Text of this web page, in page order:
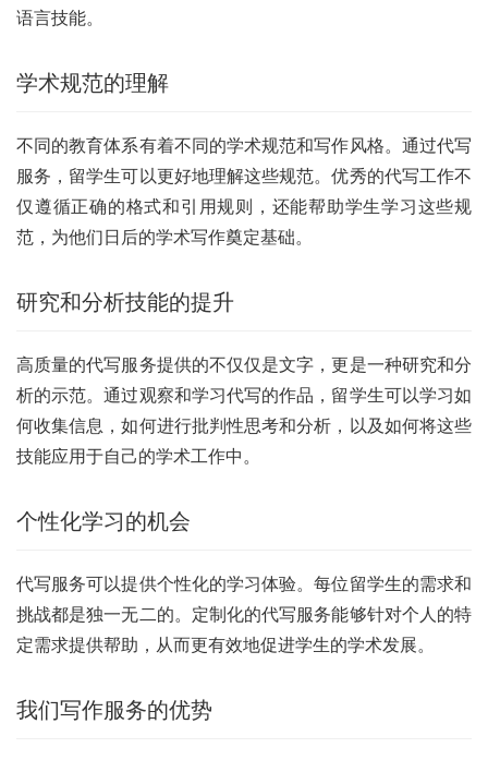
语言技能。
学术规范的理解
不同的教育体系有着不同的学术规范和写作风格。通过代写
服务，留学生可以更好地理解这些规范。优秀的代写工作不
仅遵循正确的格式和引用规则，还能帮助学生学习这些规
范，为他们日后的学术写作奠定基础。
研究和分析技能的提升
高质量的代写服务提供的不仅仅是文字，更是一种研究和分
析的示范。通过观察和学习代写的作品，留学生可以学习如
何收集信息，如何进行批判性思考和分析，以及如何将这些
技能应用于自己的学术工作中。
个性化学习的机会
代写服务可以提供个性化的学习体验。每位留学生的需求和
挑战都是独一无二的。定制化的代写服务能够针对个人的特
定需求提供帮助，从而更有效地促进学生的学术发展。
我们写作服务的优势